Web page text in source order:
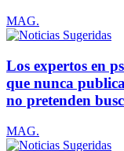
MAG.
Los expertos en
que nunca
no pretenden
MAG.